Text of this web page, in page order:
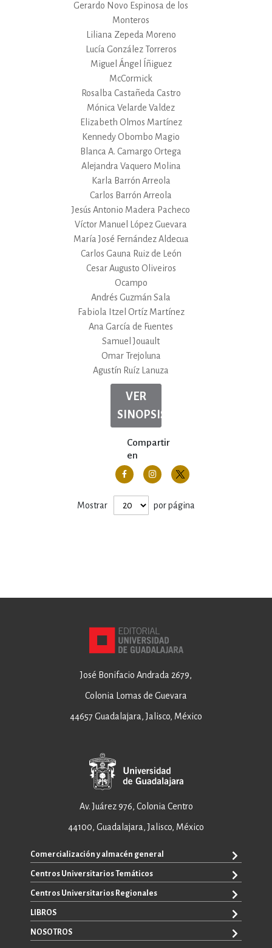
Gerardo Novo Espinosa de los
Monteros
Liliana Zepeda Moreno
Lucía González Torreros
Miguel Ángel Íñiguez
McCormick
Rosalba Castañeda Castro
Mónica Velarde Valdez
Elizabeth Olmos Martínez
Kennedy Obombo Magio
Blanca A. Camargo Ortega
Alejandra Vaquero Molina
Karla Barrón Arreola
Carlos Barrón Arreola
Jesús Antonio Madera Pacheco
Víctor Manuel López Guevara
María José Fernández Aldecua
Carlos Gauna Ruiz de León
Cesar Augusto Oliveiros
Ocampo
Andrés Guzmán Sala
Fabiola Itzel Ortíz Martínez
Ana García de Fuentes
Samuel Jouault
Omar Trejoluna
Agustín Ruíz Lanuza
VER
SINOPSIS
Compartir
en
Mostrar por página
José Bonifacio Andrada 2679,
Colonia Lomas de Guevara
44657 Guadalajara, Jalisco, México
Av. Juárez 976, Colonia Centro
44100, Guadalajara, Jalisco, México
Comercialización y almacén general
ventas@editorial.udg.mx
WhatsApp: +52 33 1433 6869
Centros Universitarios Temáticos
CUAAD
CUCEA
CUCBA
Centros Universitarios Regionales
CUAAD
CUCBA
LIBROS
TODOS LOS LIBROS
NOSOTROS